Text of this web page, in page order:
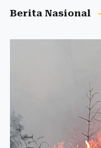
Berita Nasional